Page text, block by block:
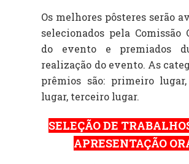
Os melhores pôsteres serão
selecionados pela Comissão
do evento e premiados
realização do evento. As
prêmios são: primeiro lugar,
lugar, terceiro lugar.
SELEÇÃO DE
APRESENTAÇÃO